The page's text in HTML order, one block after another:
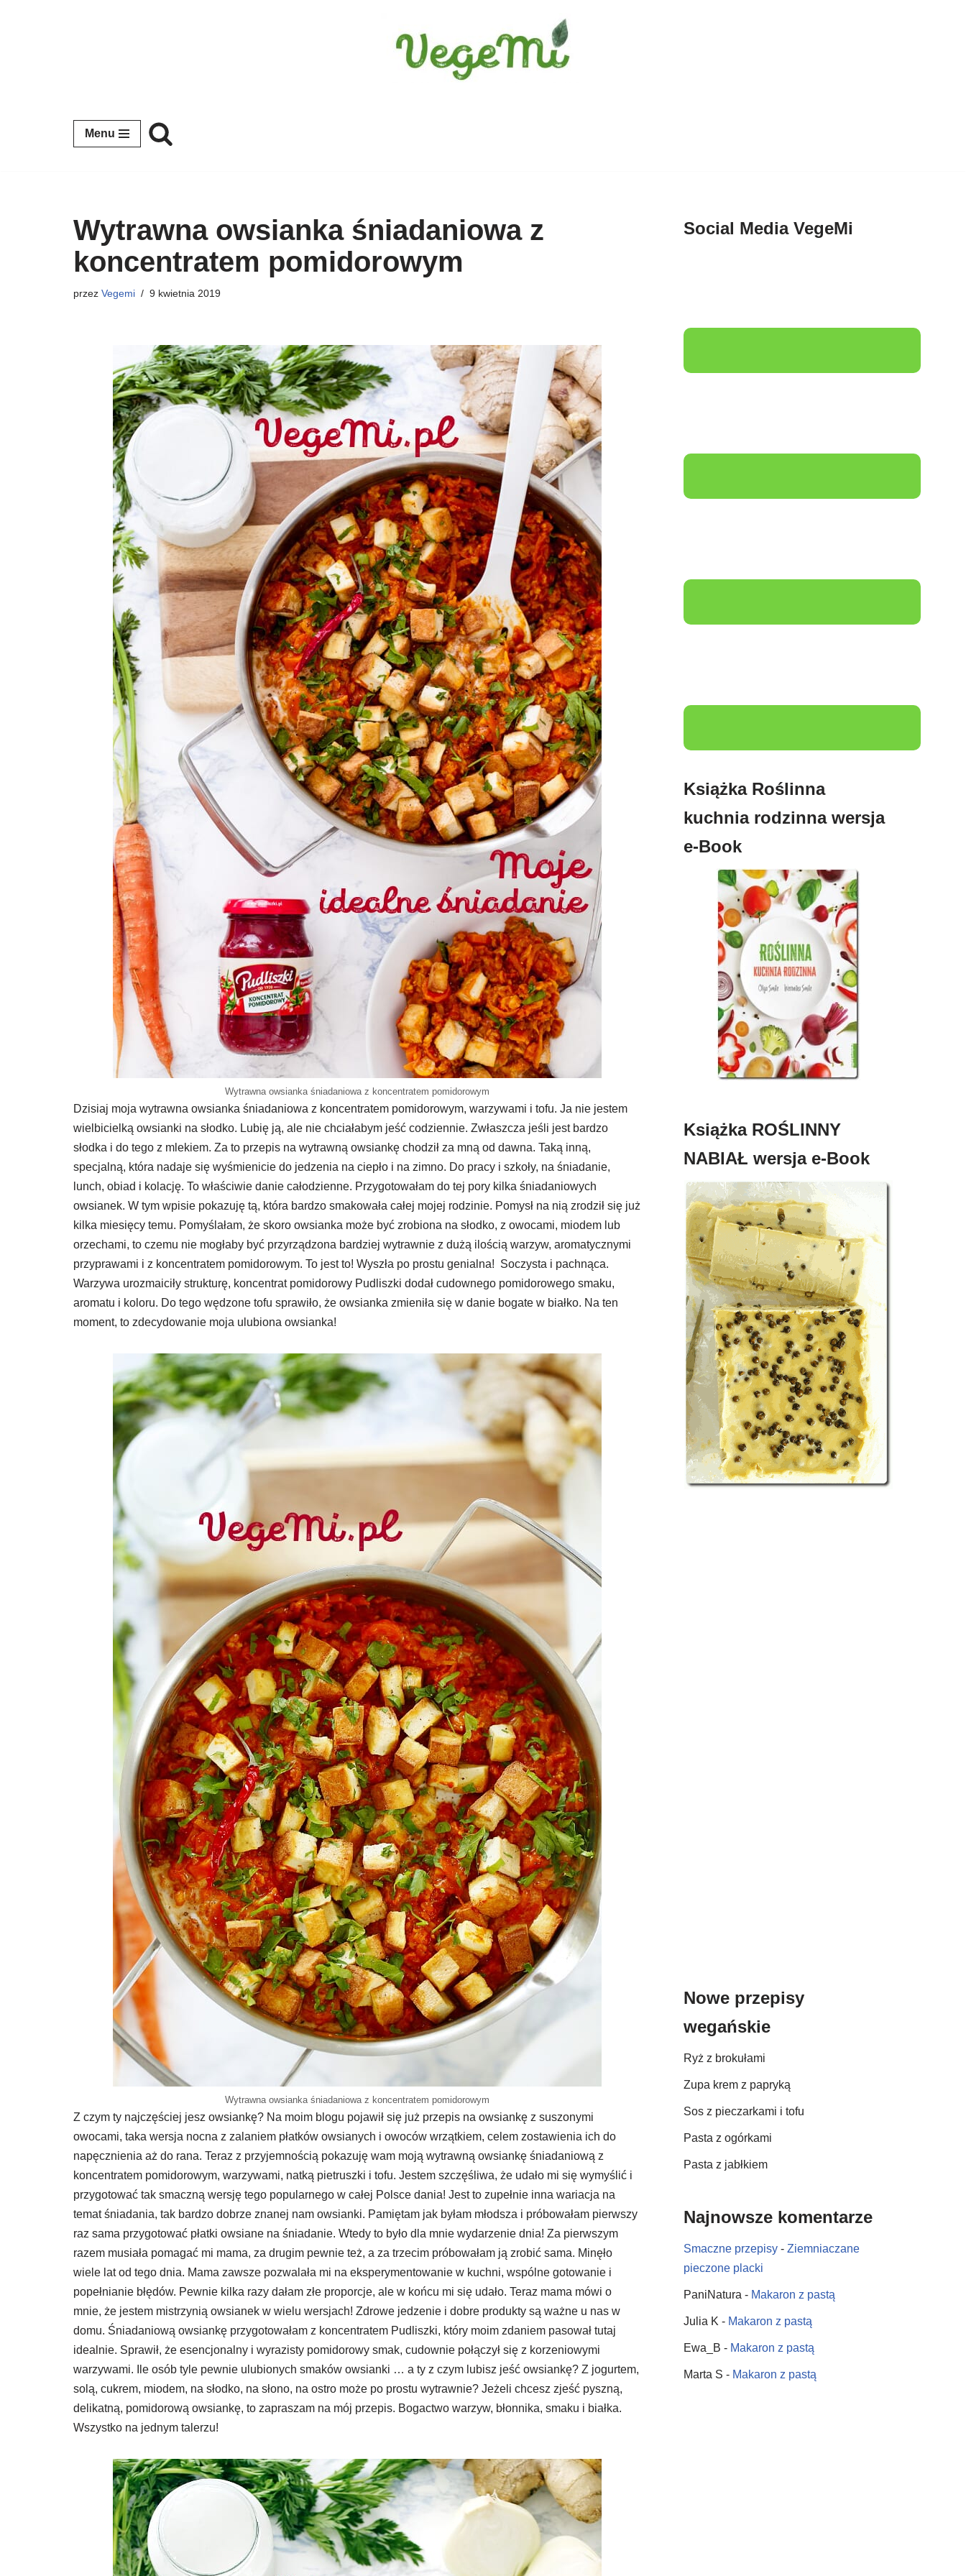
Menu
Wytrawna owsianka śniadaniowa z
koncentratem pomidorowym
przez Vegemi 9 kwietnia 2019
Wytrawna owsianka śniadaniowa z koncentratem pomidorowym
Dzisiaj moja wytrawna owsianka śniadaniowa z koncentratem pomidorowym, warzywami i tofu. Ja nie jestem
wielbicielką owsianki na słodko. Lubię ją, ale nie chciałabym jeść codziennie. Zwłaszcza jeśli jest bardzo
słodka i do tego z mlekiem. Za to przepis na wytrawną owsiankę chodził za mną od dawna. Taką inną,
specjalną, która nadaje się wyśmienicie do jedzenia na ciepło i na zimno. Do pracy i szkoły, na śniadanie,
lunch, obiad i kolację. To właściwie danie całodzienne. Przygotowałam do tej pory kilka śniadaniowych
owsianek. W tym wpisie pokazuję tą, która bardzo smakowała całej mojej rodzinie. Pomysł na nią zrodził się już
kilka miesięcy temu. Pomyślałam, że skoro owsianka może być zrobiona na słodko, z owocami, miodem lub
orzechami, to czemu nie mogłaby być przyrządzona bardziej wytrawnie z dużą ilością warzyw, aromatycznymi
przyprawami i z koncentratem pomidorowym. To jest to! Wyszła po prostu genialna! Soczysta i pachnąca.
Warzywa urozmaiciły strukturę, koncentrat pomidorowy Pudliszki dodał cudownego pomidorowego smaku,
aromatu i koloru. Do tego wędzone tofu sprawiło, że owsianka zmieniła się w danie bogate w białko. Na ten
moment, to zdecydowanie moja ulubiona owsianka!
Wytrawna owsianka śniadaniowa z koncentratem pomidorowym
Z czym ty najczęściej jesz owsiankę? Na moim blogu pojawił się już przepis na owsiankę z suszonymi
owocami, taka wersja nocna z zalaniem płatków owsianych i owoców wrzątkiem, celem zostawienia ich do
napęcznienia aż do rana. Teraz z przyjemnością pokazuję wam moją wytrawną owsiankę śniadaniową z
koncentratem pomidorowym, warzywami, natką pietruszki i tofu. Jestem szczęśliwa, że udało mi się wymyślić i
przygotować tak smaczną wersję tego popularnego w całej Polsce dania! Jest to zupełnie inna wariacja na
temat śniadania, tak bardzo dobrze znanej nam owsianki. Pamiętam jak byłam młodsza i próbowałam pierwszy
raz sama przygotować płatki owsiane na śniadanie. Wtedy to było dla mnie wydarzenie dnia! Za pierwszym
razem musiała pomagać mi mama, za drugim pewnie też, a za trzecim próbowałam ją zrobić sama. Minęło
wiele lat od tego dnia. Mama zawsze pozwalała mi na eksperymentowanie w kuchni, wspólne gotowanie i
popełnianie błędów. Pewnie kilka razy dałam złe proporcje, ale w końcu mi się udało. Teraz mama mówi o
mnie, że jestem mistrzynią owsianek w wielu wersjach! Zdrowe jedzenie i dobre produkty są ważne u nas w
domu. Śniadaniową owsiankę przygotowałam z koncentratem Pudliszki, który moim zdaniem pasował tutaj
idealnie. Sprawił, że esencjonalny i wyrazisty pomidorowy smak, cudownie połączył się z korzeniowymi
warzywami. Ile osób tyle pewnie ulubionych smaków owsianki … a ty z czym lubisz jeść owsiankę? Z jogurtem,
solą, cukrem, miodem, na słodko, na słono, na ostro może po prostu wytrawnie? Jeżeli chcesz zjeść pyszną,
delikatną, pomidorową owsiankę, to zapraszam na mój przepis. Bogactwo warzyw, błonnika, smaku i białka.
Wszystko na jednym talerzu!
Social Media VegeMi
Książka Roślinna
kuchnia rodzinna wersja
e-Book
Książka ROŚLINNY
NABIAŁ wersja e-Book
Nowe przepisy
wegańskie
Ryż z brokułami
Zupa krem z papryką
Sos z pieczarkami i tofu
Pasta z ogórkami
Pasta z jabłkiem
Najnowsze komentarze
Smaczne przepisy - Ziemniaczane
pieczone placki
PaniNatura - Makaron z pastą
Julia K - Makaron z pastą
Ewa_B - Makaron z pastą
Marta S - Makaron z pastą